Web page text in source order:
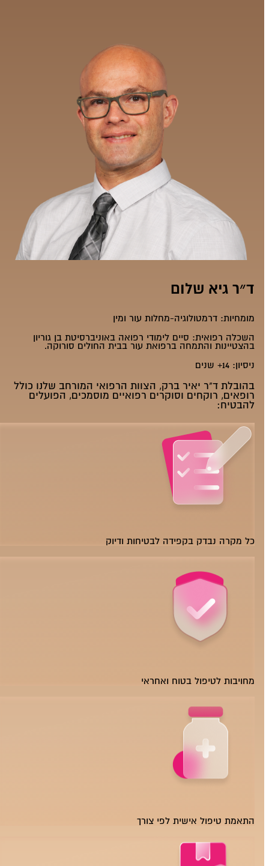
ד״ר גיא שלום
מומחיות: דרמטולוגיה-מחלות עור ומין
השכלה רפואית: סיים לימודי רפואה באוניברסיטת בן גוריון
בהצטיינות והתמחה ברפואת עור בבית החולים סורוקה.
ניסיון: 14+ שנים
בהובלת ד"ר יאיר ברק, הצוות הרפואי המורחב שלנו כולל
רופאים, רוקחים וסוקרים רפואיים מוסמכים, הפועלים
להבטיח:
כל מקרה נבדק בקפידה לבטיחות ודיוק
מחויבות לטיפול בטוח ואחראי
התאמת טיפול אישית לפי צורך